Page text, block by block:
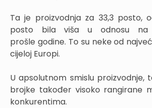
Ta je proizvodnja za 33,3 posto,
posto bila viša u odnosu na
prošle godine. To su neke od
cijeloj Europi.
U apsolutnom smislu proizvodnje,
brojke također visoko rangirane
konkurentima.